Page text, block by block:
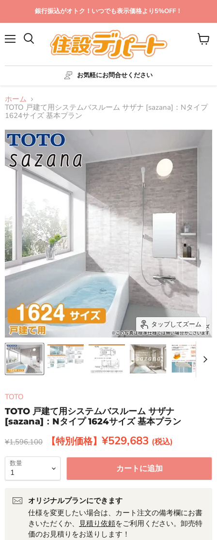
銀行振込がオトク！いつでも表示価格より5%OFF！
お気軽にお問合せください
カ
ト
ホーム
TOTO 戸建て用システムバスルーム サザナ [sazana]：Nタイプ
1624サイズ 基本プラン
タップしてズーム
TOTO
TOTO 戸建て用システムバスルーム サザナ
[sazana]：Nタイプ 1624サイズ 基本プラン
元の価格
¥1,596,100 現在の価格
¥529,683
数量 カートに追加
オリジナルプランにできます
仕様を変更したい場合は、カート注文の備考欄にお書
きいただくか、 見積り依頼をご利用ください。卸売特
価のお見積りをお送りします！